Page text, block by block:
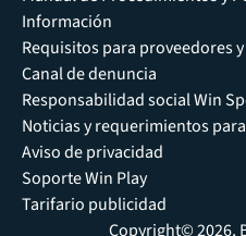
Información
Requisitos para proveedores y
Canal de denuncia
Responsabilidad social Win
Noticias y requerimientos
Aviso de privacidad
Soporte Win Play
Tarifario publicidad
Copyright© 2026,